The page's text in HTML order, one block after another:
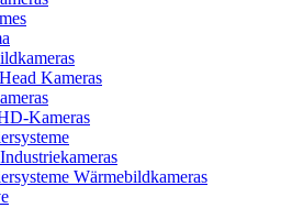
Kameras
Kameras
Wärmebildkameras